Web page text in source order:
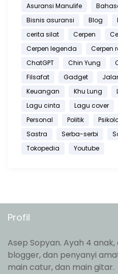
Asuransi Manulife
Bisnis asuransi
Blog
cerita silat
Cerpen
Cerpen legenda
Cerpen
ChatGPT
Chin Yung
Filsafat
Gadget
Keuangan
Khu Lung
Lagu cinta
Lagu cover
Personal
Politik
Sastra
Serba-serbi
Tokopedia
Youtube
Profil
Asep Sopyan. Ayah 4
blogger, dan penyanyi
main catur, dan main gitar.